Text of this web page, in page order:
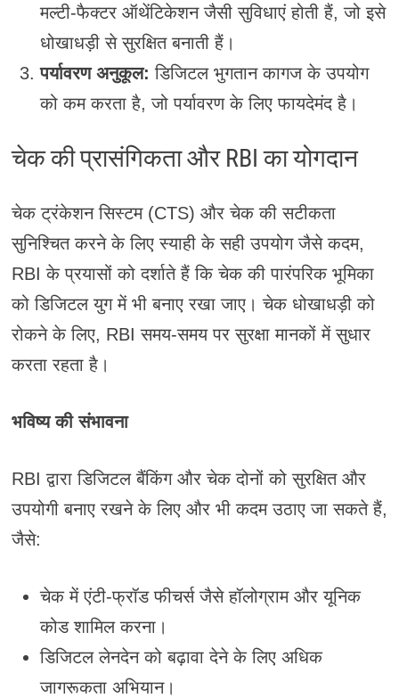
मल्टी-फैक्टर ऑथेंटिकेशन जैसी सुविधाएं होती हैं, जो इसे
धोखाधड़ी से सुरक्षित बनाती हैं।
पर्यावरण अनुकूल: डिजिटल भुगतान कागज के उपयोग
को कम करता है, जो पर्यावरण के लिए फायदेमंद है।
चेक की प्रासंगिकता और RBI का योगदान
चेक ट्रंकेशन सिस्टम (CTS) और चेक की सटीकता
सुनिश्चित करने के लिए स्याही के सही उपयोग जैसे कदम,
RBI के प्रयासों को दर्शाते हैं कि चेक की पारंपरिक भूमिका
को डिजिटल युग में भी बनाए रखा जाए। चेक धोखाधड़ी को
रोकने के लिए, RBI समय-समय पर सुरक्षा मानकों में सुधार
करता रहता है।
भविष्य की संभावना
RBI द्वारा डिजिटल बैंकिंग और चेक दोनों को सुरक्षित और
उपयोगी बनाए रखने के लिए और भी कदम उठाए जा सकते हैं,
जैसे:
चेक में एंटी-फ्रॉड फीचर्स जैसे हॉलोग्राम और यूनिक
कोड शामिल करना।
डिजिटल लेनदेन को बढ़ावा देने के लिए अधिक
जागरूकता अभियान।